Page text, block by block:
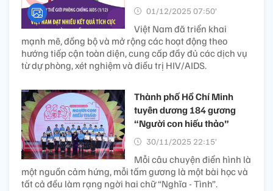
01/12/2025 07:50’
Việt Nam đã triển khai
mạnh mẽ, đồng bộ và mở rộng các hoạt động theo
hướng tiếp cận toàn diện, cung cấp đầy đủ các dịch vụ
từ dự phòng, xét nghiệm và điều trị HIV/AIDS.
Thành phố Hồ Chí Minh
tuyên dương 184 gương
“Người con hiếu thảo”
30/11/2025 22:15’
Mỗi câu chuyện điển hình là
một nguồn cảm hứng, mỗi tấm gương là một bài học và
tất cả đều làm rạng ngời hai chữ “Nghĩa - Tình”.